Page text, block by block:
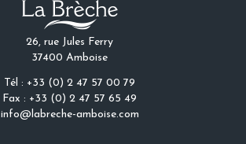
26, rue Jules Ferry
37400 Amboise
Tél : +33 (0) 2 47 57 00 79
Fax : +33 (0) 2 47 57 65 49
info@labreche-amboise.com